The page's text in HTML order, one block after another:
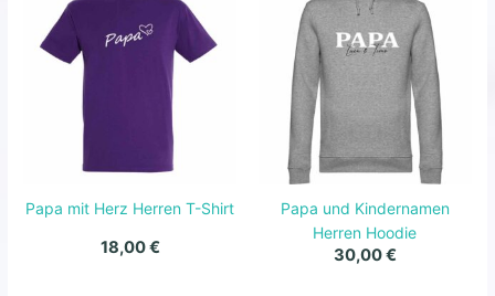
Papa mit Herz Herren T-Shirt
18,00€
Papa und Kindernamen
Herren Hoodie
30,00€